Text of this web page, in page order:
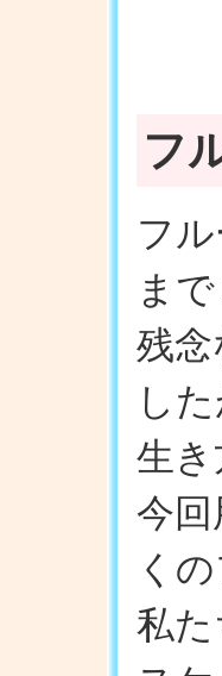
フ
フ
ま
残
し
生
今
く
私